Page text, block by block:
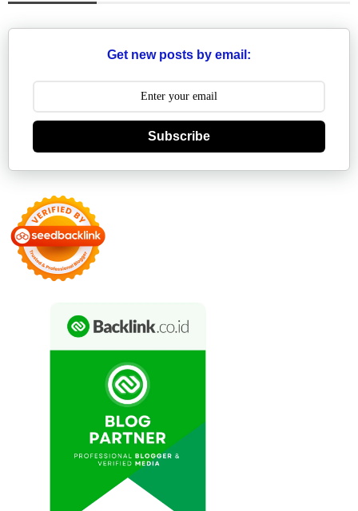
Get new posts by email:
Subscribe